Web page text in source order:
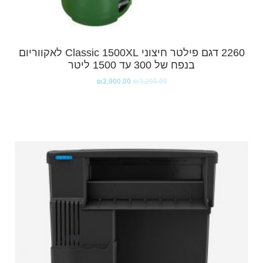
2260 דגם פילטר חיצוני Classic 1500XL לאקווריום
בנפח של 300 עד 1500 ליטר
₪3,200.00
₪2,900.00